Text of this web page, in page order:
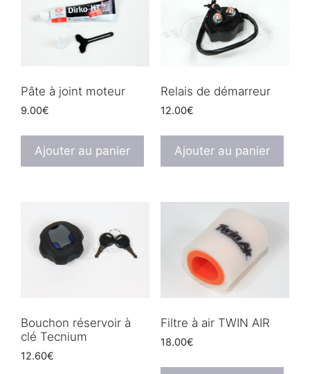
Pâte à joint moteur
9.00€
Ajouter au panier
Relais de démarreur
12.00€
Ajouter au panier
Bouchon réservoir à
clé Tecnium
12.60€
Filtre à air TWIN AIR
18.00€